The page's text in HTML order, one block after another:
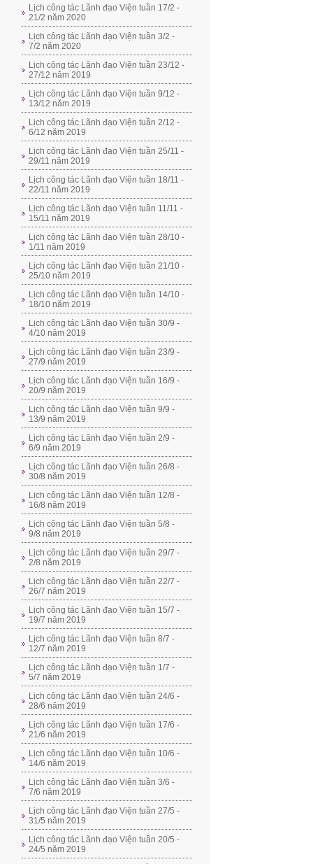
Lịch công tác Lãnh đạo Viện tuần 17/2 -
21/2 năm 2020
Lịch công tác Lãnh đạo Viện tuần 3/2 -
7/2 năm 2020
Lịch công tác Lãnh đạo Viện tuần 23/12 -
27/12 năm 2019
Lịch công tác Lãnh đạo Viện tuần 9/12 -
13/12 năm 2019
Lịch công tác Lãnh đạo Viện tuần 2/12 -
6/12 năm 2019
Lịch công tác Lãnh đạo Viện tuần 25/11 -
29/11 năm 2019
Lịch công tác Lãnh đạo Viện tuần 18/11 -
22/11 năm 2019
Lịch công tác Lãnh đạo Viện tuần 11/11 -
15/11 năm 2019
Lịch công tác Lãnh đạo Viện tuần 28/10 -
1/11 năm 2019
Lịch công tác Lãnh đạo Viện tuần 21/10 -
25/10 năm 2019
Lịch công tác Lãnh đạo Viện tuần 14/10 -
18/10 năm 2019
Lịch công tác Lãnh đạo Viện tuần 30/9 -
4/10 năm 2019
Lịch công tác Lãnh đạo Viện tuần 23/9 -
27/9 năm 2019
Lịch công tác Lãnh đạo Viện tuần 16/9 -
20/9 năm 2019
Lịch công tác Lãnh đạo Viện tuần 9/9 -
13/9 năm 2019
Lịch công tác Lãnh đạo Viện tuần 2/9 -
6/9 năm 2019
Lịch công tác Lãnh đạo Viện tuần 26/8 -
30/8 năm 2019
Lịch công tác Lãnh đạo Viện tuần 12/8 -
16/8 năm 2019
Lịch công tác Lãnh đạo Viện tuần 5/8 -
9/8 năm 2019
Lịch công tác Lãnh đạo Viện tuần 29/7 -
2/8 năm 2019
Lịch công tác Lãnh đạo Viện tuần 22/7 -
26/7 năm 2019
Lịch công tác Lãnh đạo Viện tuần 15/7 -
19/7 năm 2019
Lịch công tác Lãnh đạo Viện tuần 8/7 -
12/7 năm 2019
Lịch công tác Lãnh đạo Viện tuần 1/7 -
5/7 năm 2019
Lịch công tác Lãnh đạo Viện tuần 24/6 -
28/6 năm 2019
Lịch công tác Lãnh đạo Viện tuần 17/6 -
21/6 năm 2019
Lịch công tác Lãnh đạo Viện tuần 10/6 -
14/6 năm 2019
Lịch công tác Lãnh đạo Viện tuần 3/6 -
7/6 năm 2019
Lịch công tác Lãnh đạo Viện tuần 27/5 -
31/5 năm 2019
Lịch công tác Lãnh đạo Viện tuần 20/5 -
24/5 năm 2019